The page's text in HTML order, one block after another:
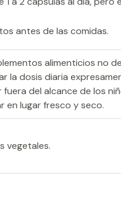
antes de las comidas.
alimenticios no
la dosis diaria
fuera del alcance de los
en lugar fresco y seco.
vegetales.